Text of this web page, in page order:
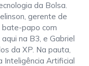
da Bolsa.
gerente de
bate-papo com
na B3, e Gabriel
da XP. Na pauta,
Inteligência Artificial